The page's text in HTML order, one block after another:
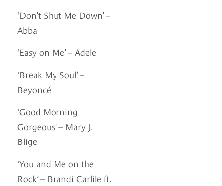
‘Don’t Shut Me Down’ –
Abba
‘Easy on Me’ – Adele
‘Break My Soul’ –
Beyoncé
‘Good Morning
Gorgeous’ – Mary J.
Blige
‘You and Me on the
Rock’ – Brandi Carlile ft.